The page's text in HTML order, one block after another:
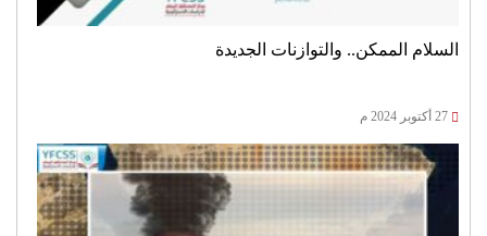
السلام الممكن.. والتوازنات الجديدة